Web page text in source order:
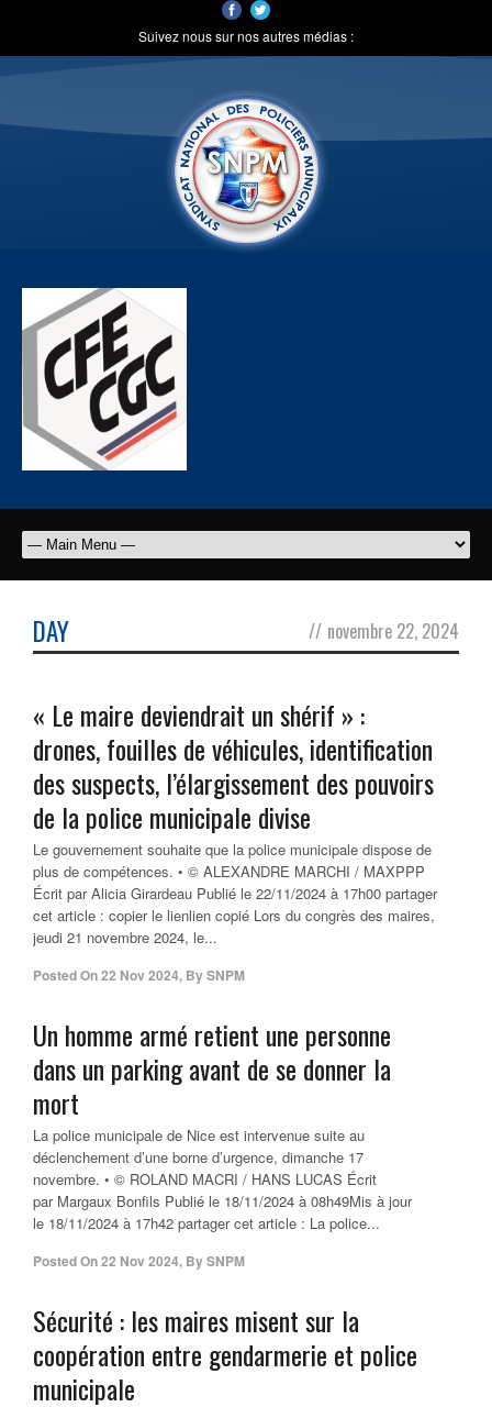
Suivez nous sur nos autres médias :
DAY // novembre 22, 2024
« Le maire deviendrait un shérif » :
drones, fouilles de véhicules, identification
des suspects, l’élargissement des pouvoirs
de la police municipale divise
Le gouvernement souhaite que la police municipale dispose de
plus de compétences. • © ALEXANDRE MARCHI / MAXPPP
Écrit par Alicia Girardeau Publié le 22/11/2024 à 17h00 partager
cet article : copier le lienlien copié Lors du congrès des maires,
jeudi 21 novembre 2024, le...
Posted On22 Nov 2024, BySNPM
Un homme armé retient une personne
dans un parking avant de se donner la
mort
La police municipale de Nice est intervenue suite au
déclenchement d’une borne d’urgence, dimanche 17
novembre. • © ROLAND MACRI / HANS LUCAS Écrit
par Margaux Bonfils Publié le 18/11/2024 à 08h49Mis à jour
le 18/11/2024 à 17h42 partager cet article : La police...
Posted On22 Nov 2024, BySNPM
Sécurité : les maires misent sur la
coopération entre gendarmerie et police
municipale